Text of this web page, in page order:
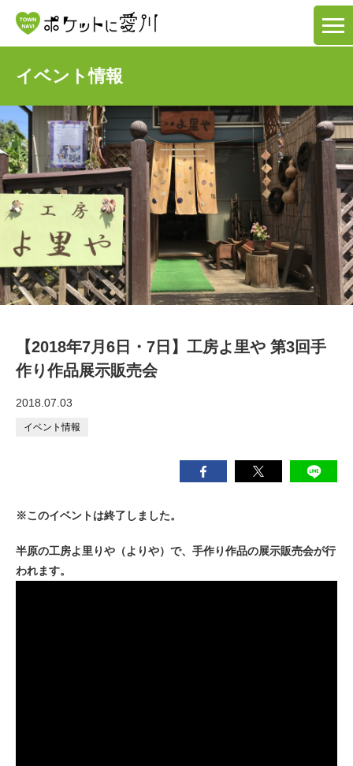
イベント情報
【2018年7月6日・7日】工房よ里や 第3回手
作り作品展示販売会
2018.07.03
イベント情報
※このイベントは終了しました。
半原の工房よ里りや（よりや）で、手作り作品の展示販売会が行
われます。